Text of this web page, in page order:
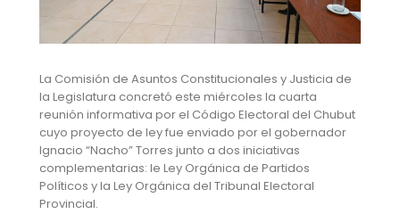
La Comisión de Asuntos Constitucionales y Justicia de
la Legislatura concretó este miércoles la cuarta
reunión informativa por el Código Electoral del Chubut
cuyo proyecto de ley fue enviado por el gobernador
Ignacio “Nacho” Torres junto a dos iniciativas
complementarias: le Ley Orgánica de Partidos
Políticos y la Ley Orgánica del Tribunal Electoral
Provincial.